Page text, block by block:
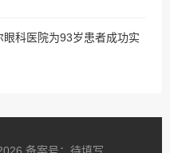
科医院为93岁患者成功实